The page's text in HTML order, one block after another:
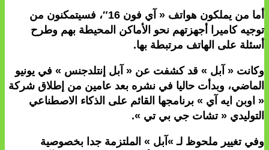
أما من يملكون هواتف « آي فون 16″، فسيتمكنون من
توجيه كاميرا أجهزتهم نحو الأماكن المحيطة بهم وطرح
أسئلة على الهاتف مرتبطة بها.
وكانت « آبل » قد كشفت عن « آبل إنتلدجنس » في يونيو
الماضي، وبدأت حاليا في نشره بعد عامين من إطلاق شركة
« اوبن ايه آي » برنامجها القائم على الذكاء الاصطناعي
التوليدي « تشات جي بي تي ».
وفي تغيير ملحوظ لـ »آبل » الملتزمة جدا بخصوصية